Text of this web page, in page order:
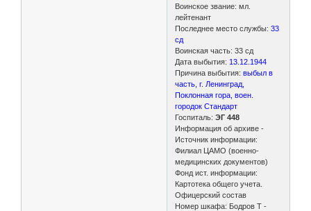
Воинское звание: мл.
лейтенант
Последнее место службы:33
сд
Воинская часть: 33 сд
Дата выбытия: 13.12.1944
Причина выбытия:выбыл в
часть, г. Ленинград,
Поклонная гора, воен.
городок Стандарт
Госпиталь:ЭГ 448
Информация об архиве -
Источник информации:
Филиал ЦАМО (военно-
медицинских документов)
Фонд ист. информации:
Картотека общего учета.
Офицерский состав
Номер шкафа: Бодров Т -